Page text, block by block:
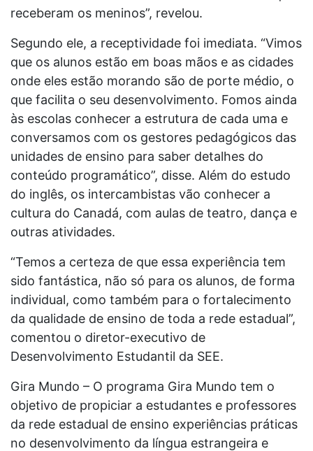
receberam os meninos”, revelou.
Segundo ele, a receptividade foi imediata. “Vimos
que os alunos estão em boas mãos e as cidades
onde eles estão morando são de porte médio, o
que facilita o seu desenvolvimento. Fomos ainda
às escolas conhecer a estrutura de cada uma e
conversamos com os gestores pedagógicos das
unidades de ensino para saber detalhes do
conteúdo programático”, disse. Além do estudo
do inglês, os intercambistas vão conhecer a
cultura do Canadá, com aulas de teatro, dança e
outras atividades.
“Temos a certeza de que essa experiência tem
sido fantástica, não só para os alunos, de forma
individual, como também para o fortalecimento
da qualidade de ensino de toda a rede estadual”,
comentou o diretor-executivo de
Desenvolvimento Estudantil da SEE.
Gira Mundo – O programa Gira Mundo tem o
objetivo de propiciar a estudantes e professores
da rede estadual de ensino experiências práticas
no desenvolvimento da língua estrangeira e